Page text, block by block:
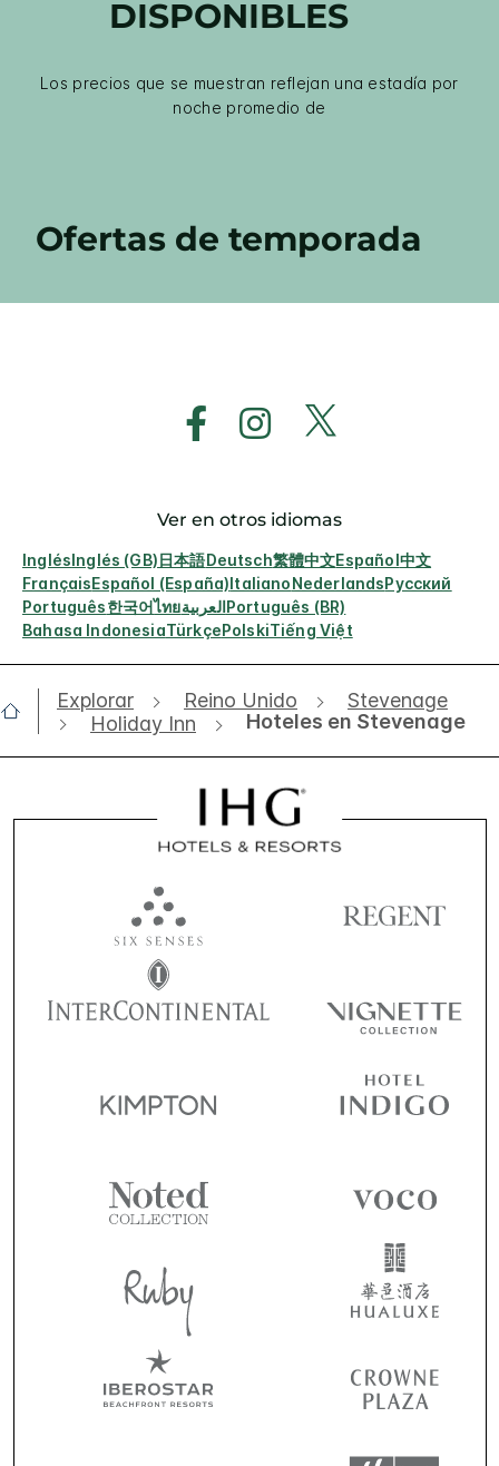
DISPONIBLES
Los precios que se muestran reflejan una estadía por
noche promedio de
Ofertas de temporada
Ver en otros idiomas
InglésInglés (GB)日本語Deutsch繁體中文Español中文
FrançaisEspañol (España)ItalianoNederlandsРусский
Português한국어ไทยالعربيةPortuguês (BR)
Bahasa IndonesiaTürkçePolskiTiếng Việt
Explorar Reino Unido
Stevenage
Holiday Inn
Hoteles en Stevenage